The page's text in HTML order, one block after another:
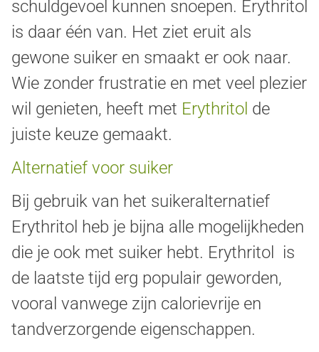
schuldgevoel kunnen snoepen. Erythritol
is daar één van. Het ziet eruit als
gewone suiker en smaakt er ook naar.
Wie zonder frustratie en met veel plezier
wil genieten, heeft met Erythritol de
juiste keuze gemaakt.
Alternatief voor suiker
Bij gebruik van het suikeralternatief
Erythritol heb je bijna alle mogelijkheden
die je ook met suiker hebt. Erythritol is
de laatste tijd erg populair geworden,
vooral vanwege zijn calorievrije en
tandverzorgende eigenschappen.